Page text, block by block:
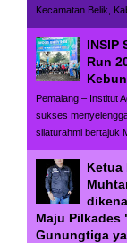
Kecamatan Belik,
INSIP
Run
Pemalang – Institut
sukses
silaturahmi bertajuk
Ketua
Maju Pilkades
Gunungtiga